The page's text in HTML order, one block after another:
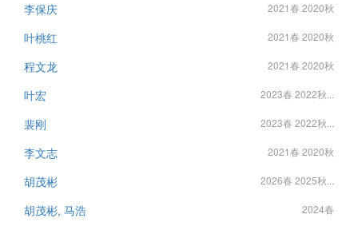
李保庆 2021春 2020秋
叶桃红 2021春 2020秋
程文龙 2021春 2020秋
叶宏 2023春 2022秋...
裴刚 2023春 2022秋...
李文志 2021春 2020秋
胡茂彬 2026春 2025秋...
胡茂彬, 马浩 2024春